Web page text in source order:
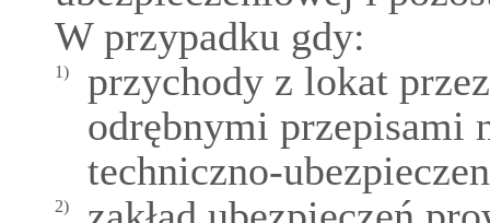
W przypadku gdy:
1)
przychody z lokat
odrębnymi przepisami
techniczno-
2)